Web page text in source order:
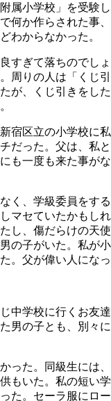
属小学校」を受験し
何か作らされた事、
わからなかった。
すぎて落ちのでしょ
周りの人は「くじ引
が、くじ引きをした
宿区立の小学校に私
だった。父は、私と
も一度も来た事がな
く、学級委員をする
マセていたかもしれ
し、傷だらけの天使
の子がいた。私が小
。父が偉い人になっ
中学校に行くお友達
男の子とも、別々に
った。同級生には、
もいた。私の短い学
た。セーラ服にロー